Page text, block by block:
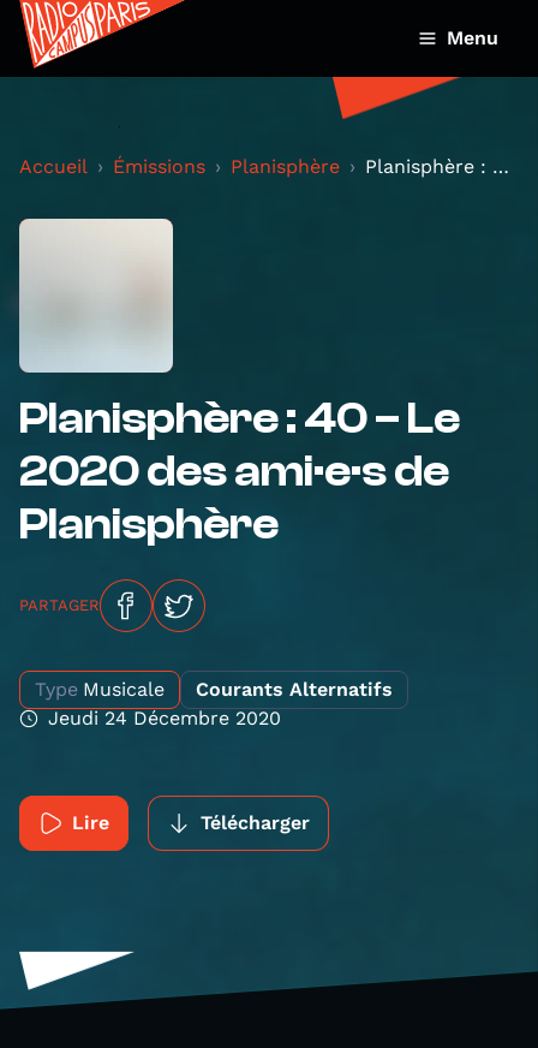
Menu
Accueil Émissions Planisphère Planisphère : 40 – Le 2020 des ami·e·s de Planisph...
Planisphère : 40 – Le
2020 des ami·e·s de
Planisphère
PARTAGER
Type Musicale
Courants Alternatifs
Jeudi 24 Décembre 2020
Lire Télécharger